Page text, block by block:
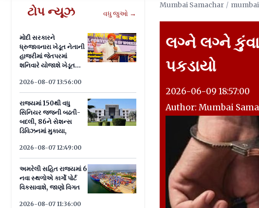
ટોપ ન્યૂઝ વધુ જુઓ →
મોદી સરકારને
ધ્રુજાવનારા ખેડૂત નેતાની
હાજરીમાં જેતપરમાં
શનિવારે યોજાશે ખેડૂત
2026-08-07 13:56:00
રાજ્યમાં 150થી વધુ
સિનિયર જજની બઢતી-
બદલી, 86ને સેશન્સ
ડિવિઝનમાં મુકાયા,
2026-08-07 12:49:00
અમરેલી સહિત રાજ્યમાં 6
નવા સ્થળોએ કાર્ગો પોર્ટ
વિકસાવાશે, જાણો વિગત
2026-08-07 11:36:00
Mumbai Samachar / mumbai
લગ્ને લગ્ને
પકડાયો
2026-06-09 18:57:00
Author: Mumbai